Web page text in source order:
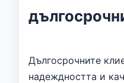
Дългосрочните
надеждността и